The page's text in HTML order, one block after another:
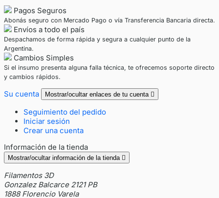
Pagos Seguros
Abonás seguro con Mercado Pago o vía Transferencia Bancaria directa.
Envíos a todo el país
Despachamos de forma rápida y segura a cualquier punto de la
Argentina.
Cambios Simples
Si el insumo presenta alguna falla técnica, te ofrecemos soporte directo
y cambios rápidos.
Su cuenta Mostrar/ocultar enlaces de tu cuenta 
Seguimiento del pedido
Iniciar sesión
Crear una cuenta
Información de la tienda
Mostrar/ocultar información de la tienda 
Filamentos 3D
Gonzalez Balcarce 2121 PB
1888 Florencio Varela